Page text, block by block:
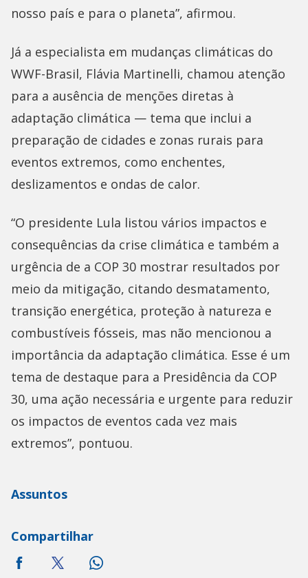
nosso país e para o planeta”, afirmou.
Já a especialista em mudanças climáticas do
WWF-Brasil, Flávia Martinelli, chamou atenção
para a ausência de menções diretas à
adaptação climática — tema que inclui a
preparação de cidades e zonas rurais para
eventos extremos, como enchentes,
deslizamentos e ondas de calor.
“O presidente Lula listou vários impactos e
consequências da crise climática e também a
urgência de a COP 30 mostrar resultados por
meio da mitigação, citando desmatamento,
transição energética, proteção à natureza e
combustíveis fósseis, mas não mencionou a
importância da adaptação climática. Esse é um
tema de destaque para a Presidência da COP
30, uma ação necessária e urgente para reduzir
os impactos de eventos cada vez mais
extremos”, pontuou.
Assuntos
Compartilhar